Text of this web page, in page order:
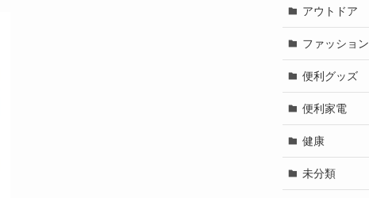
アウトドア
ファッション
便利グッズ
便利家電
健康
未分類